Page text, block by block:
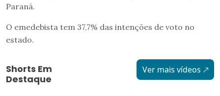
Paraná.
O emedebista tem 37,7% das intenções de voto no
estado.
Shorts Em
Destaque
Ver mais vídeos